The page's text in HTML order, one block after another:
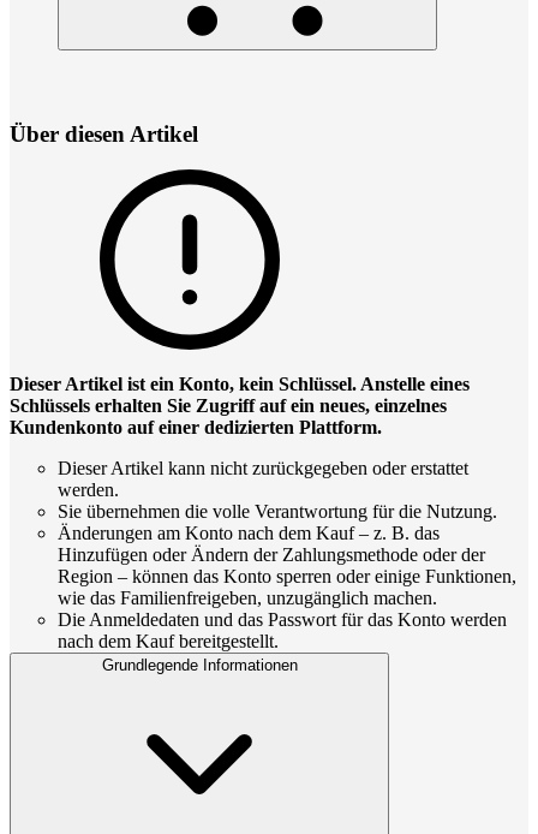
Über diesen Artikel
Dieser Artikel ist ein Konto, kein Schlüssel. Anstelle eines
Schlüssels erhalten Sie Zugriff auf ein neues, einzelnes
Kundenkonto auf einer dedizierten Plattform.
Dieser Artikel kann nicht zurückgegeben oder erstattet
werden.
Sie übernehmen die volle Verantwortung für die Nutzung.
Änderungen am Konto nach dem Kauf – z. B. das
Hinzufügen oder Ändern der Zahlungsmethode oder der
Region – können das Konto sperren oder einige Funktionen,
wie das Familienfreigeben, unzugänglich machen.
Die Anmeldedaten und das Passwort für das Konto werden
nach dem Kauf bereitgestellt.
Grundlegende Informationen